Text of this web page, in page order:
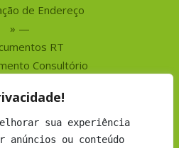
sua experiência
anúncios ou conteúdo
de Endereço
—
RT
Consultório
Profissionais
por Empresas